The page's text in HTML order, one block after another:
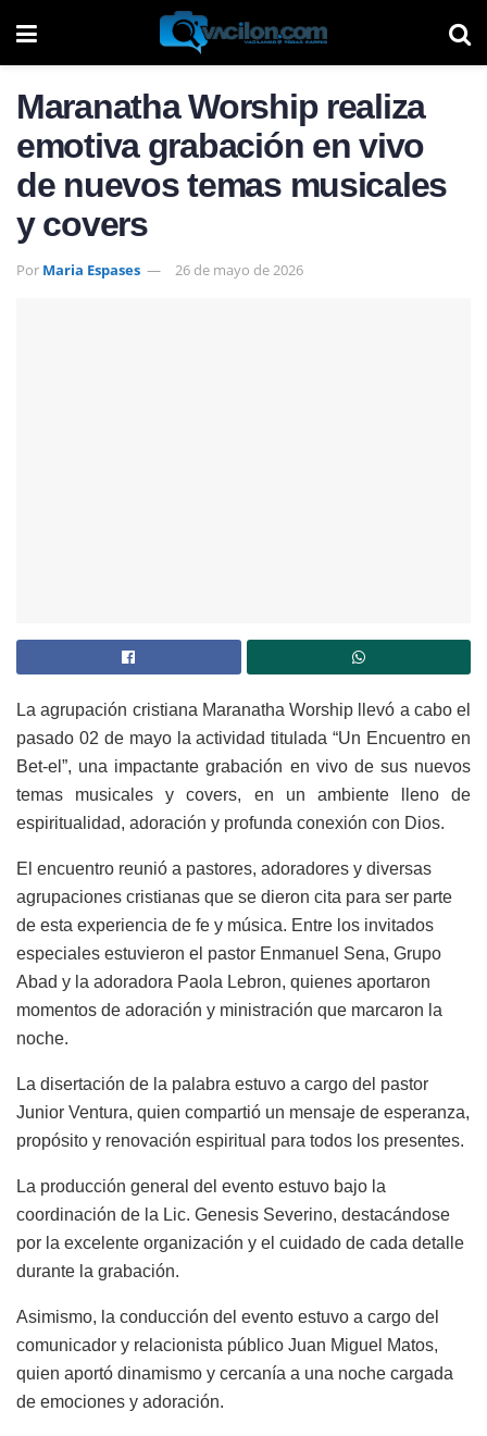
Maranatha Worship realiza
emotiva grabación en vivo
de nuevos temas musicales
y covers
Por Maria Espases 26 de mayo de 2026
La agrupación cristiana Maranatha Worship llevó a cabo el
pasado 02 de mayo la actividad titulada “Un Encuentro en
Bet-el”, una impactante grabación en vivo de sus nuevos
temas musicales y covers, en un ambiente lleno de
espiritualidad, adoración y profunda conexión con Dios.
El encuentro reunió a pastores, adoradores y diversas
agrupaciones cristianas que se dieron cita para ser parte
de esta experiencia de fe y música. Entre los invitados
especiales estuvieron el pastor Enmanuel Sena, Grupo
Abad y la adoradora Paola Lebron, quienes aportaron
momentos de adoración y ministración que marcaron la
noche.
La disertación de la palabra estuvo a cargo del pastor
Junior Ventura, quien compartió un mensaje de esperanza,
propósito y renovación espiritual para todos los presentes.
La producción general del evento estuvo bajo la
coordinación de la Lic. Genesis Severino, destacándose
por la excelente organización y el cuidado de cada detalle
durante la grabación.
Asimismo, la conducción del evento estuvo a cargo del
comunicador y relacionista público Juan Miguel Matos,
quien aportó dinamismo y cercanía a una noche cargada
de emociones y adoración.